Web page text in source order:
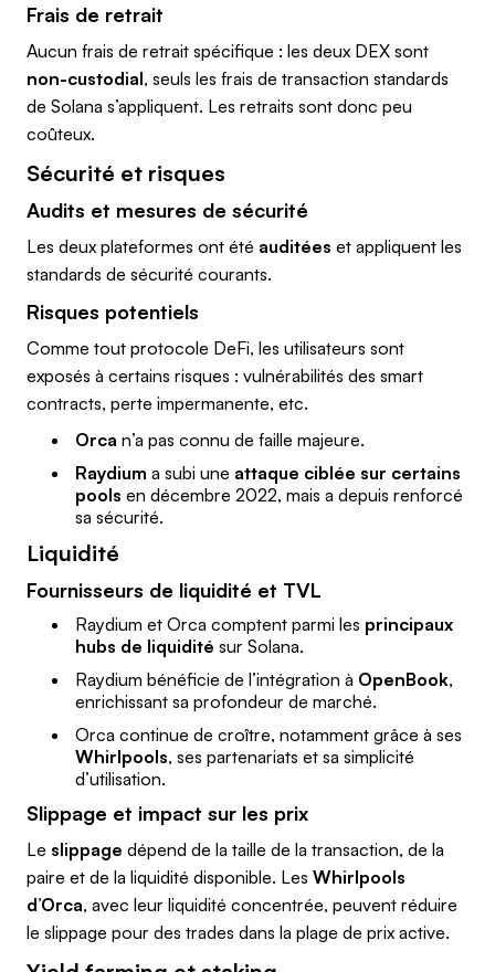
Frais de retrait
Aucun frais de retrait spécifique : les deux DEX sont
non-custodial, seuls les frais de transaction standards
de Solana s’appliquent. Les retraits sont donc peu
coûteux.
Sécurité et risques
Audits et mesures de sécurité
Les deux plateformes ont été auditées et appliquent les
standards de sécurité courants.
Risques potentiels
Comme tout protocole DeFi, les utilisateurs sont
exposés à certains risques : vulnérabilités des smart
contracts, perte impermanente, etc.
Orca n’a pas connu de faille majeure.
Raydium a subi une attaque ciblée sur certains
pools en décembre 2022, mais a depuis renforcé
sa sécurité.
Liquidité
Fournisseurs de liquidité et TVL
Raydium et Orca comptent parmi les principaux
hubs de liquidité sur Solana.
Raydium bénéficie de l’intégration à OpenBook,
enrichissant sa profondeur de marché.
Orca continue de croître, notamment grâce à ses
Whirlpools, ses partenariats et sa simplicité
d’utilisation.
Slippage et impact sur les prix
Le slippage dépend de la taille de la transaction, de la
paire et de la liquidité disponible. Les Whirlpools
d’Orca, avec leur liquidité concentrée, peuvent réduire
le slippage pour des trades dans la plage de prix active.